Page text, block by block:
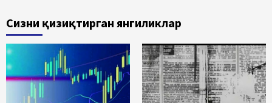
Сизни қизиқтирган янгиликлар